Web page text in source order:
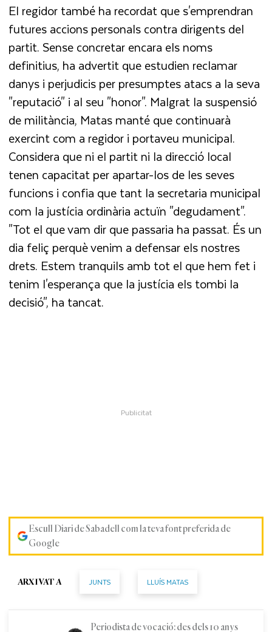
El regidor també ha recordat que s'emprendran
futures accions personals contra dirigents del
partit. Sense concretar encara els noms
definitius, ha advertit que estudien reclamar
danys i perjudicis per presumptes atacs a la seva
"reputació" i al seu "honor". Malgrat la suspensió
de militància, Matas manté que continuarà
exercint com a regidor i portaveu municipal.
Considera que ni el partit ni la direcció local
tenen capacitat per apartar-los de les seves
funcions i confia que tant la secretaria municipal
com la justícia ordinària actuïn "degudament".
"Tot el que vam dir que passaria ha passat. És un
dia feliç perquè venim a defensar els nostres
drets. Estem tranquils amb tot el que hem fet i
tenim l'esperança que la justícia els tombi la
decisió", ha tancat.
Escull Diari de Sabadell com la teva font preferida de
Google
ARXIVAT A JUNTS LLUÍS MATAS
Periodista de vocació: des dels 10 anys